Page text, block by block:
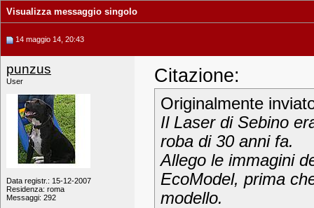
Visualizza messaggio singolo
14 maggio 14, 20:43
punzus
User
Data registr.: 15-12-2007
Residenza: roma
Messaggi: 292
Citazione:
Originalmente
Il Laser di Sebino
roba di 30 anni fa.
Allego le immagini
EcoModel, prima
modello.